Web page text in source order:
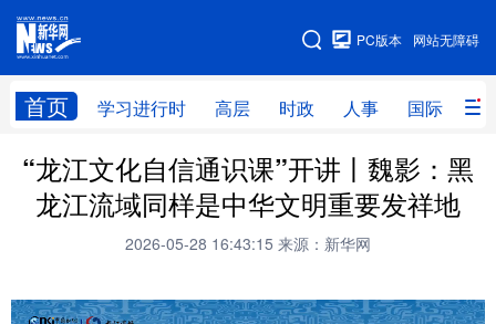
网站无障碍
PC版本
首页 学习进行时 高层 时政 人事 国际 财
网站地图
学习进行时 高层 时政 人事
国际 财经 网评 港澳
全球连线
科技 科普 体育 文化
“龙江文化自信通识课”开讲丨魏影：黑
龙江流域同样是中华文明重要发祥地
2026-05-28 16:43:15 来源：新华网